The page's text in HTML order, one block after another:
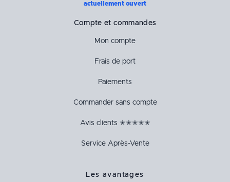
actuellement ouvert
Compte et commandes
Mon compte
Frais de port
Paiements
Commander sans compte
Avis clients ✭✭✭✭✭
Service Après-Vente
Les avantages